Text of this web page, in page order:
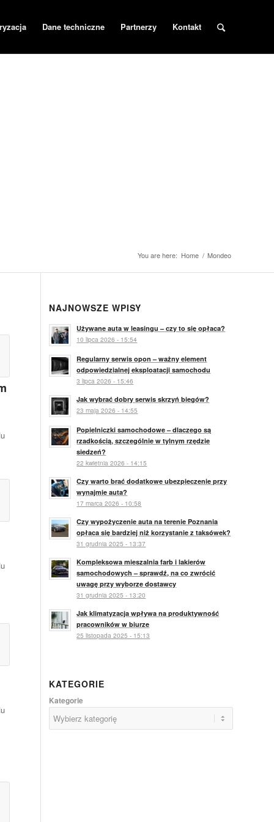
Dane techniczne Partnerzy Kontakt
You are here: Home / Mondeo
NAJNOWSZE WPISY
Używane auta w leasingu – czy to się opłaca?
10 lipca 2026 - 15:54
Regularny serwis opon – ważny element
odpowiedzialnej eksploatacji samochodu
3 lipca 2026 - 15:46
Jak wybrać dobry serwis skrzyń biegów?
23 maja 2026 - 14:55
Popielniczki samochodowe – dlaczego są
rzadkością, szczególnie w tylnym rzędzie
siedzeń?
22 kwietnia 2026 - 14:15
Czy warto brać dodatkowe ubezpieczenie przy
wynajmie auta?
17 marca 2026 - 10:58
Czy wypożyczenie auta na terenie Poznania
opłaca się bardziej niż korzystanie z taksówek?
31 grudnia 2025 - 13:37
Kompleksowa mieszalnia farb i lakierów
samochodowych – sprawdź, na co zwrócić
uwagę przy wyborze dostawcy
31 grudnia 2025 - 13:20
Jak klimatyzacja wpływa na produktywność
pracowników w biurze
25 listopada 2025 - 15:13
KATEGORIE
Kategorie